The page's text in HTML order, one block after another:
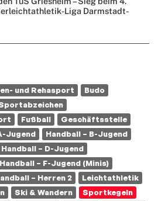
Liga Darmstadt-
und Rehasport
Budo
Fußball
Geschäftsstelle
Jugend
Handball – B-Jugend
Handball – D-Jugend
Handball – F-Jugend (Minis)
– Herren 2
Leichtathletik
Ski & Wandern
Sportkegeln